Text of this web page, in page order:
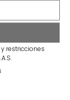
restricciones